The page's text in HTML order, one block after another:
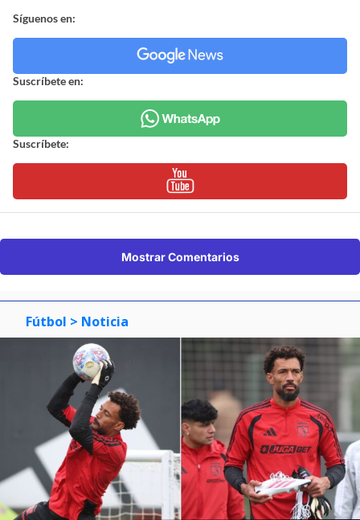
Síguenos en:
Suscríbete en:
Suscríbete:
Mostrar Comentarios
Fútbol > Noticia